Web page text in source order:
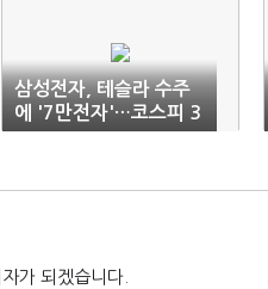
삼성전자, 테슬라 수주
에 '7만전자'…코스피 3
200선 탈환
가 되겠습니다.